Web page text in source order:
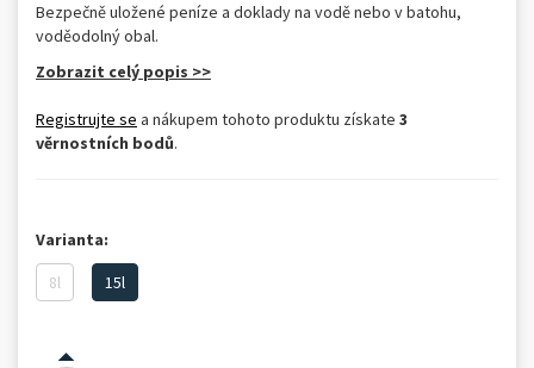
Bezpečně uložené peníze a doklady na vodě nebo v batohu,
voděodolný obal.
Zobrazit celý popis >>
Registrujte se a nákupem tohoto produktu získate 3
věrnostních bodů.
Varianta:
8l
15l